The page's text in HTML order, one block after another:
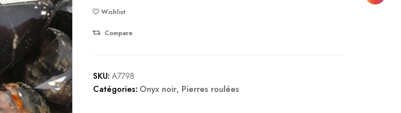
Wishlist
Compare
SKU: A7798
Catégories: Onyx noir, Pierres roulées